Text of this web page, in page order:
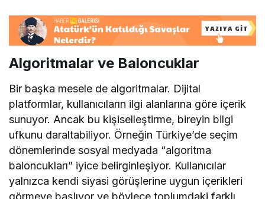
Algoritmalar ve Baloncuklar
Bir başka mesele de algoritmalar. Dijital
platformlar, kullanıcıların ilgi alanlarına göre içerik
sunuyor. Ancak bu kişiselleştirme, bireyin bilgi
ufkunu daraltabiliyor. Örneğin Türkiye’de seçim
dönemlerinde sosyal medyada “algoritma
baloncukları” iyice belirginleşiyor. Kullanıcılar
yalnızca kendi siyasi görüşlerine uygun içerikleri